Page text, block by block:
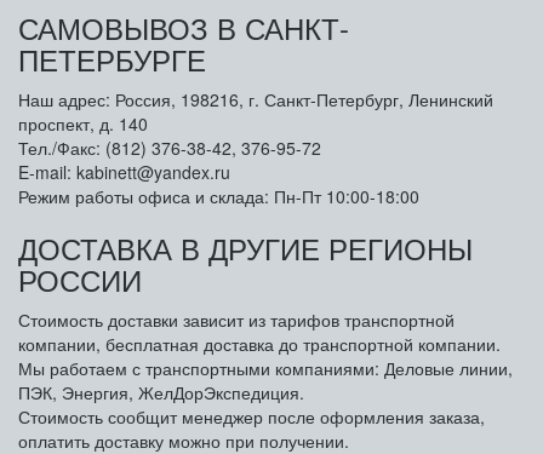
САМОВЫВОЗ В САНКТ-
ПЕТЕРБУРГЕ
Наш адрес: Россия, 198216, г. Санкт-Петербург, Ленинский
проспект, д. 140
Тел./Факс: (812) 376-38-42, 376-95-72
E-mail: kabinett@yandex.ru
Режим работы офиса и склада: Пн-Пт 10:00-18:00
ДОСТАВКА В ДРУГИЕ РЕГИОНЫ
РОССИИ
Стоимость доставки зависит из тарифов транспортной
компании, бесплатная доставка до транспортной компании.
Мы работаем с транспортными компаниями: Деловые линии,
ПЭК, Энергия, ЖелДорЭкспедиция.
Стоимость сообщит менеджер после оформления заказа,
оплатить доставку можно при получении.